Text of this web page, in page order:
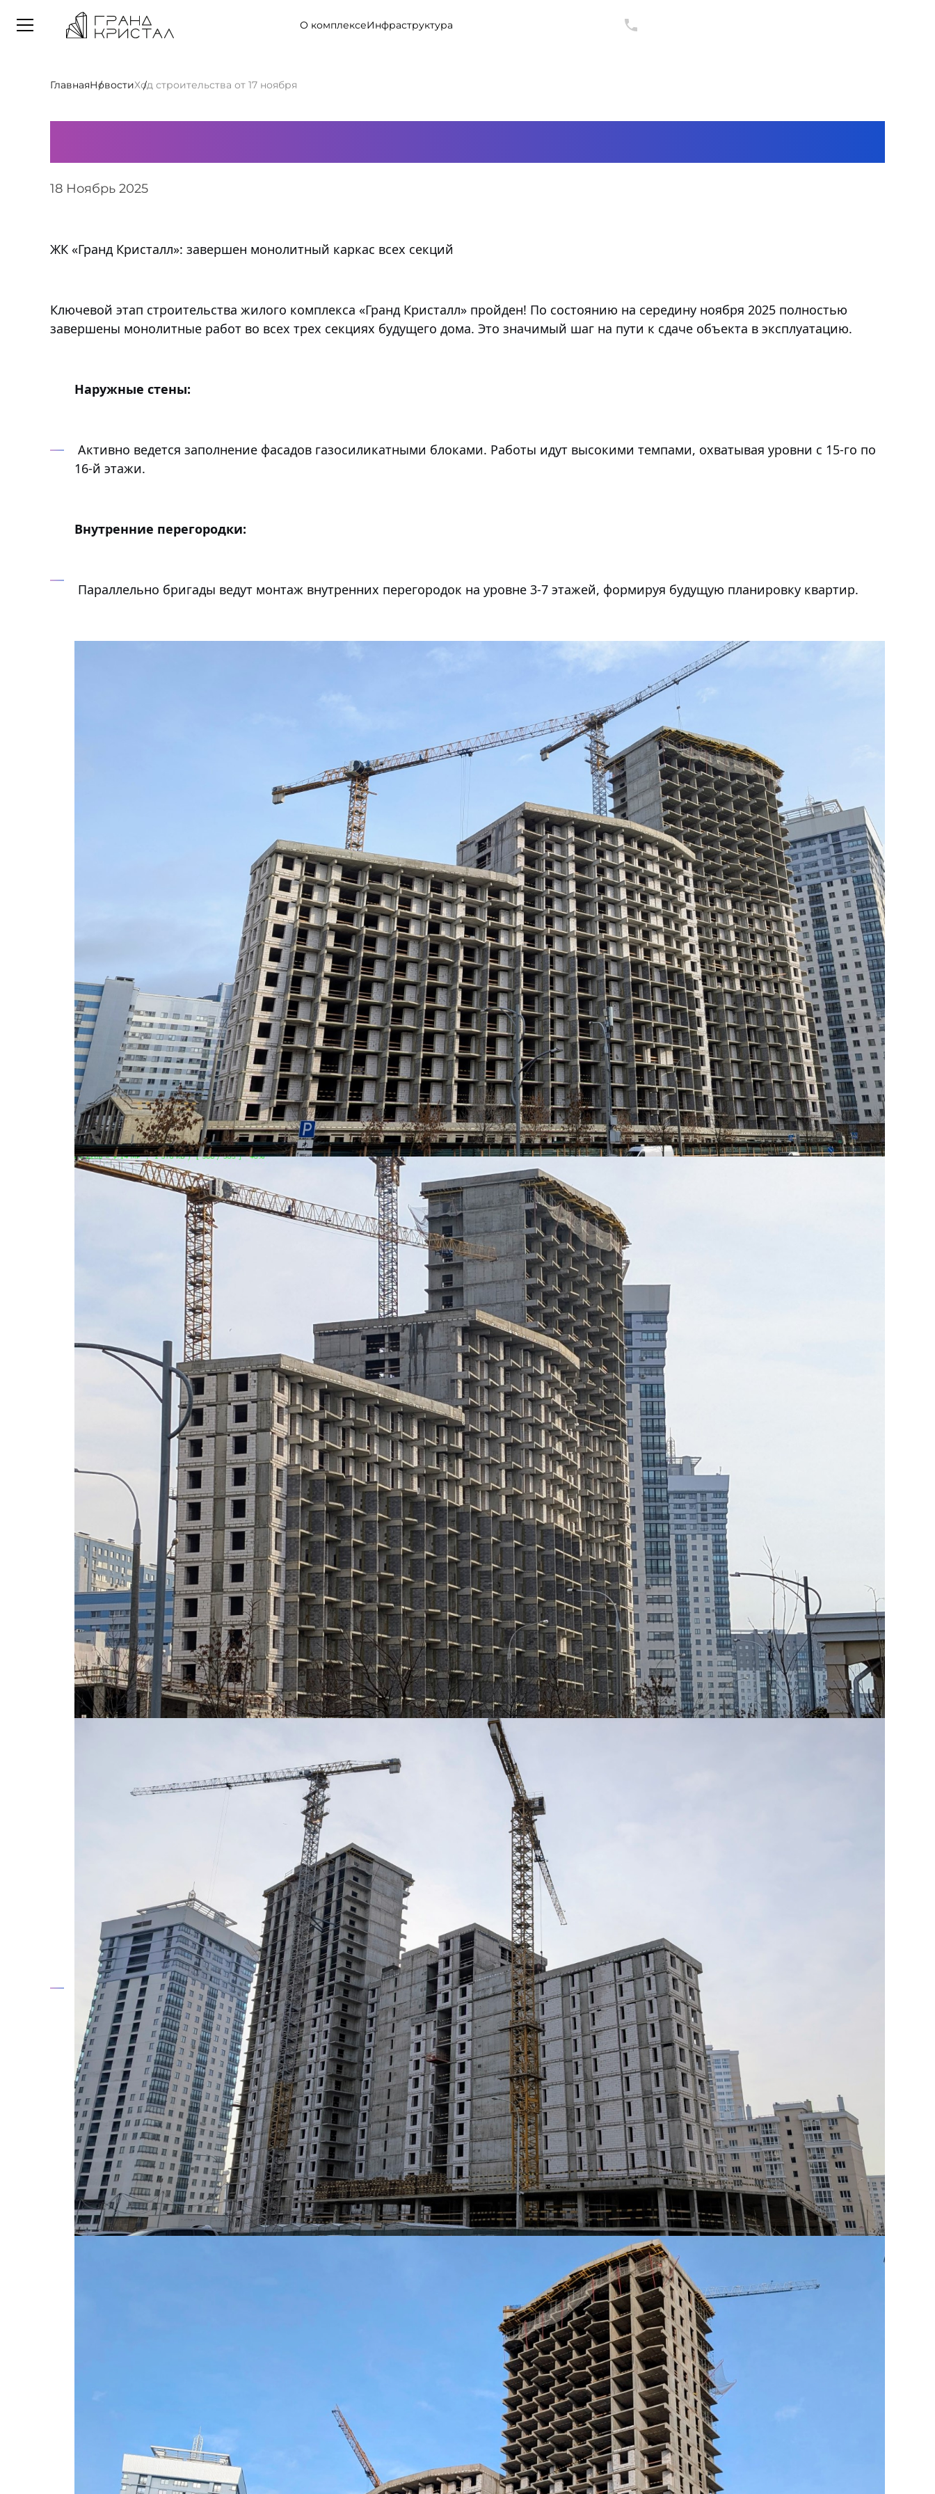
О комплексеИнфраструктура
ГлавнаяНовостиХод строительства от 17 ноября
18 Ноябрь 2025
ЖК «Гранд Кристалл»: завершен монолитный каркас всех секций
Ключевой этап строительства жилого комплекса «Гранд Кристалл» пройден! По состоянию на середину ноября 2025 полностью
завершены монолитные работ во всех трех секциях будущего дома. Это значимый шаг на пути к сдаче объекта в эксплуатацию.
Наружные стены:
Активно ведется заполнение фасадов газосиликатными блоками. Работы идут высокими темпами, охватывая уровни с 15-го по
16-й этажи.
Внутренние перегородки:
Параллельно бригады ведут монтаж внутренних перегородок на уровне 3-7 этажей, формируя будущую планировку квартир.